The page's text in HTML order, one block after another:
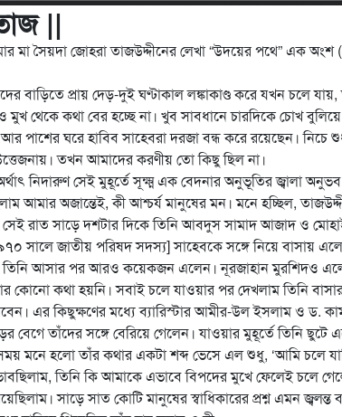
||
মা সৈয়দা জোহরা তাজউদ্দীনের লেখা “উদয়ের পথে” এক
বাড়িতে প্রায় দেড়-দুই ঘণ্টাকাল লঙ্কাকাণ্ড করে যখন চলে
থেকে কথা বের হচ্ছে না। খুব সাবধানে চারদিকে চোখ
ঘরে হাবিব সাহেবরা দরজা বন্ধ করে রয়েছেন। নিচে
তখন আমাদের করণীয় তো কিছু ছিল না।
নিদারুণ সেই মুহূর্তে সূক্ষ্ম এক বেদনার অনুভূতির জ্বালা
আমার অজান্তেই, কী আশ্চর্য মানুষের মন। মনে হচ্ছিল,
সেই রাত সাড়ে দশটার দিকে তিনি আবদুস সামাদ আজাদ ও
১৯৭০ সালে জাতীয় পরিষদ সদস্য] সাহেবকে সঙ্গে নিয়ে বাসায়
তিনি আসার পর আরও কয়েকজন এলেন। নূরজাহান মুরশিদও
কোনো কথা হয়নি। সবাই চলে যাওয়ার পর দেখলাম তিনি
এর কিছুক্ষণের মধ্যে ব্যারিস্টার আমীর-উল ইসলাম ও ড.
বেগে তাঁদের সঙ্গে বেরিয়ে গেলেন। যাওয়ার মুহূর্তে তিনি
মনে হলো তাঁর কথার একটা শব্দ ভেসে এল শুধু, ‘আমি চলে
তিনি কি আমাকে এভাবে বিপদের মুখে ফেলেই চলে
সাড়ে সাত কোটি মানুষের স্বাধিকারের প্রশ্ন এমন